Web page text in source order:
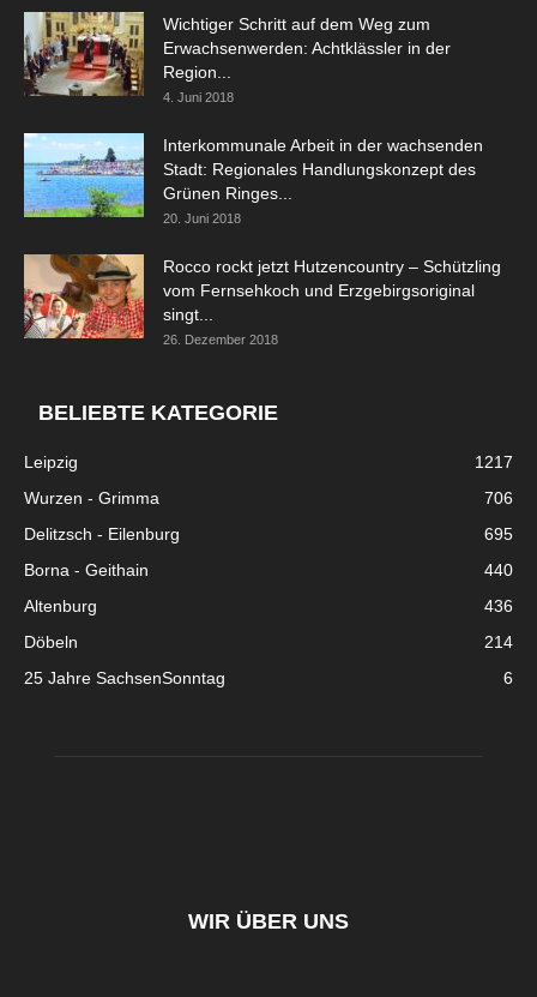
Wichtiger Schritt auf dem Weg zum
Erwachsenwerden: Achtklässler in der
Region...
4. Juni 2018
Interkommunale Arbeit in der wachsenden
Stadt: Regionales Handlungskonzept des
Grünen Ringes...
20. Juni 2018
Rocco rockt jetzt Hutzencountry – Schützling
vom Fernsehkoch und Erzgebirgsoriginal
singt...
26. Dezember 2018
BELIEBTE KATEGORIE
Leipzig
1217
Wurzen - Grimma
706
Delitzsch - Eilenburg
695
Borna - Geithain
440
Altenburg
436
Döbeln
214
25 Jahre SachsenSonntag
6
WIR ÜBER UNS